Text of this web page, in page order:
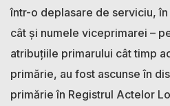
într-o deplasare de serviciu, în
cât și numele viceprimarei –
atribuțiile primarului cât timp
primărie, au fost ascunse în
primărie în Registrul Actelor